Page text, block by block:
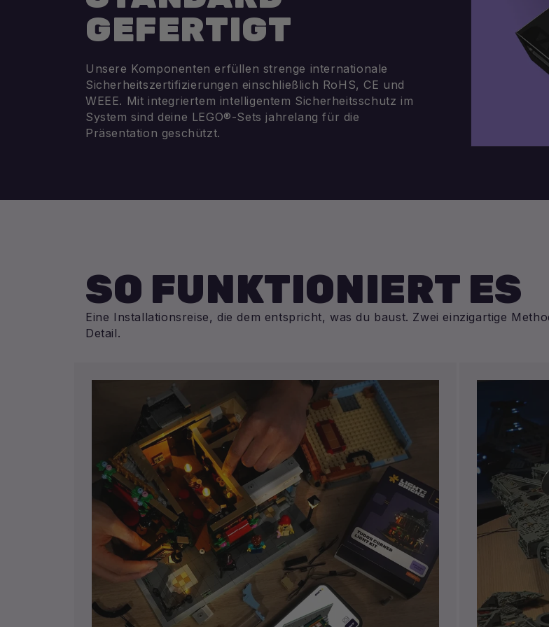
GEFERTIGT
Unsere Komponenten erfüllen strenge internationale
Sicherheitszertifizierungen einschließlich RoHS, CE und
WEEE. Mit integriertem intelligentem Sicherheitsschutz im
System sind deine LEGO®-Sets jahrelang für die
Präsentation geschützt.
SO FUNKTIONIERT ES
Eine Installationsreise, die dem entspricht, was du baust. Zwei einzigartige
Detail.